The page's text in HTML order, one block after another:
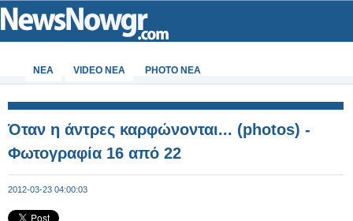
ΝΕΑ VIDEO NEA PHOTO NEA
Όταν η άντρες καρφώνονται... (photos) -
Φωτογραφία 16 από 22
2012-03-23 04:00:03